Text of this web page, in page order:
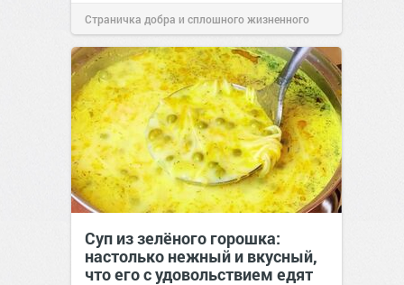
Страничка добра и сплошного жизненного
позитива!00:28Вчера
Суп из зелёного горошка:
настолько нежный и вкусный,
что его с удовольствием едят